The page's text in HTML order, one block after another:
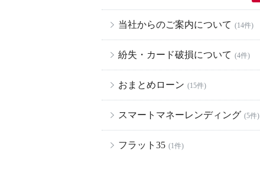
当社からのご案内について (14件)
紛失・カード破損について (4件)
おまとめローン (15件)
スマートマネーレンディング (5件)
フラット35 (1件)